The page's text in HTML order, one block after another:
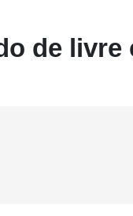
de livre